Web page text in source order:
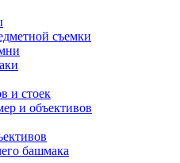
съемки
и стоек
и объективов
башмака